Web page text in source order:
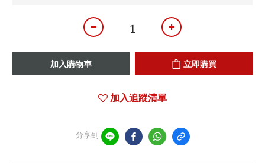
加入購物車 立即購買
加入追蹤清單
分享到